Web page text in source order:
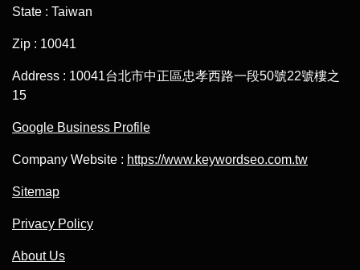
State : Taiwan
Zip : 10041
Address : 10041台北市中正區忠孝西路一段50號22號樓之
15
Google Business Profile
Company Website : https://www.keywordseo.com.tw
Sitemap
Privacy Policy
About Us